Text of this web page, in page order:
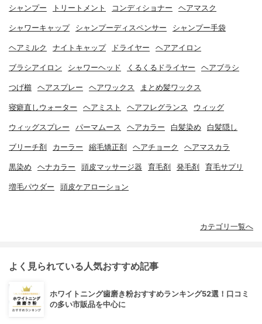
シャンプー トリートメント コンディショナー ヘアマスク
シャワーキャップ シャンプーディスペンサー シャンプー手袋
ヘアミルク ナイトキャップ ドライヤー ヘアアイロン
ブラシアイロン シャワーヘッド くるくるドライヤー ヘアブラシ
つげ櫛 ヘアスプレー ヘアワックス まとめ髪ワックス
寝癖直しウォーター ヘアミスト ヘアフレグランス ウィッグ
ウィッグスプレー パーマムース ヘアカラー 白髪染め 白髪隠し
ブリーチ剤 カーラー 縮毛矯正剤 ヘアチョーク ヘアマスカラ
黒染め ヘナカラー 頭皮マッサージ器 育毛剤 発毛剤 育毛サプリ
増毛パウダー 頭皮ケアローション
カテゴリ一覧へ
よく見られている人気おすすめ記事
ホワイトニング歯磨き粉おすすめランキング52選！口コミ
の多い市販品を中心に